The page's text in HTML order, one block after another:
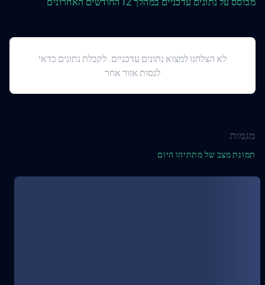
לא הצלחנו למצוא נתונים עדכניים. לקבלת נתונים כדאי
לנסות אזור אחר
מגמות
תמונת מצב של מתתיהו היום